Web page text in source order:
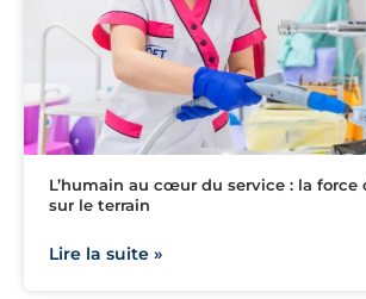
L’humain au cœur du service : la force
sur le terrain
Lire la suite »